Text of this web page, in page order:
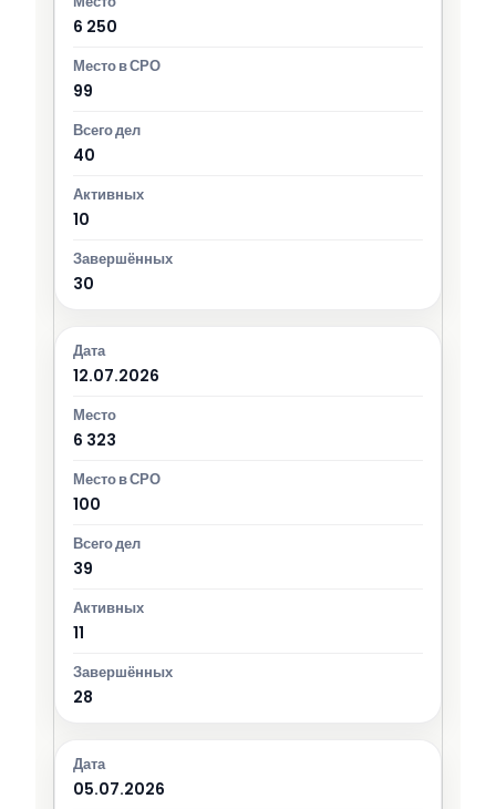
6 250
99
40
10
30
12.07.2026
6 323
100
39
11
28
05.07.2026